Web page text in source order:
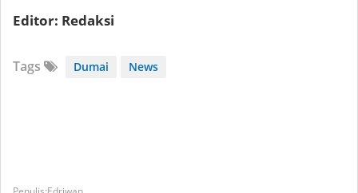
Editor: Redaksi
Tags Dumai News